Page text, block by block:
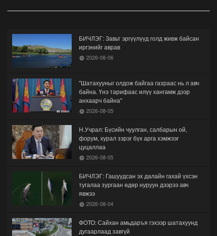
БИЧЛЭГ: Завьт эргүүлүүд голд живж байсан
иргэнийг аврав
2026-08-06
"Шатахууныг олдож байгаа газраас нь л авч
байна. Үнэ тарифаас илүү хангамж дээр
анхаарч байна"
2026-08-05
Н.Учрал: Бүсийн чуулган, салбарын ой,
форум, хурал зэрэг бүх арга хэмжээг
цуцаллаа
2026-08-05
БИЧЛЭГ: Гашуудсан эх далайн гахай үхсэн
тугалаа зургаан өдөр нуруун дээрээ авч
явжээ
2026-08-04
ФОТО: Сайхан амьдаръя гэхээр шатахуунд
дугаарлаад завгүй